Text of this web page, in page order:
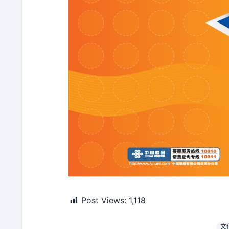
Post Views: 1,118
文